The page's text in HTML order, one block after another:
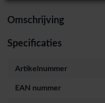
Omschrijving
Specificaties
Artikelnummer
EAN nummer